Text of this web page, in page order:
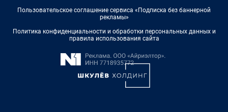
Пользовательское соглашение сервиса «Подписка без баннерной
рекламы»
Политика конфиденциальности и обработки персональных данных и
правила использования сайта